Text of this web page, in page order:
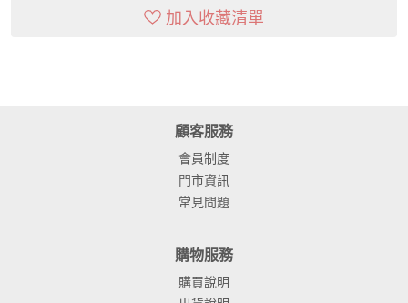
加入收藏清單
顧客服務
會員制度
門市資訊
常見問題
購物服務
購買說明